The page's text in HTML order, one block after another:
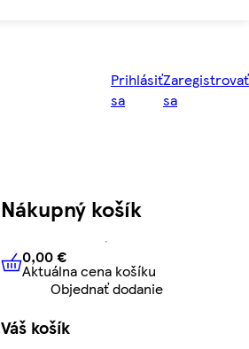
Prihlásiť
sa
Zaregistrovať
sa
Nákupný košík
0,00 € Aktuálna cena košíku
0,00 €
Aktuálna cena košíku
Objednať dodanie
Váš košík